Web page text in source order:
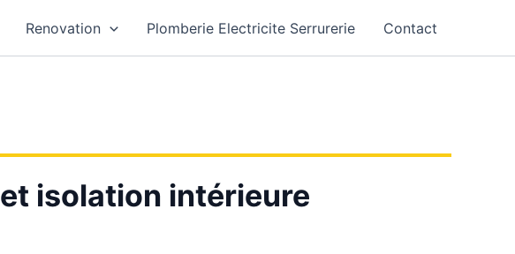
Renovation Plomberie Electricite Serrurerie Contact
isolation intérieure